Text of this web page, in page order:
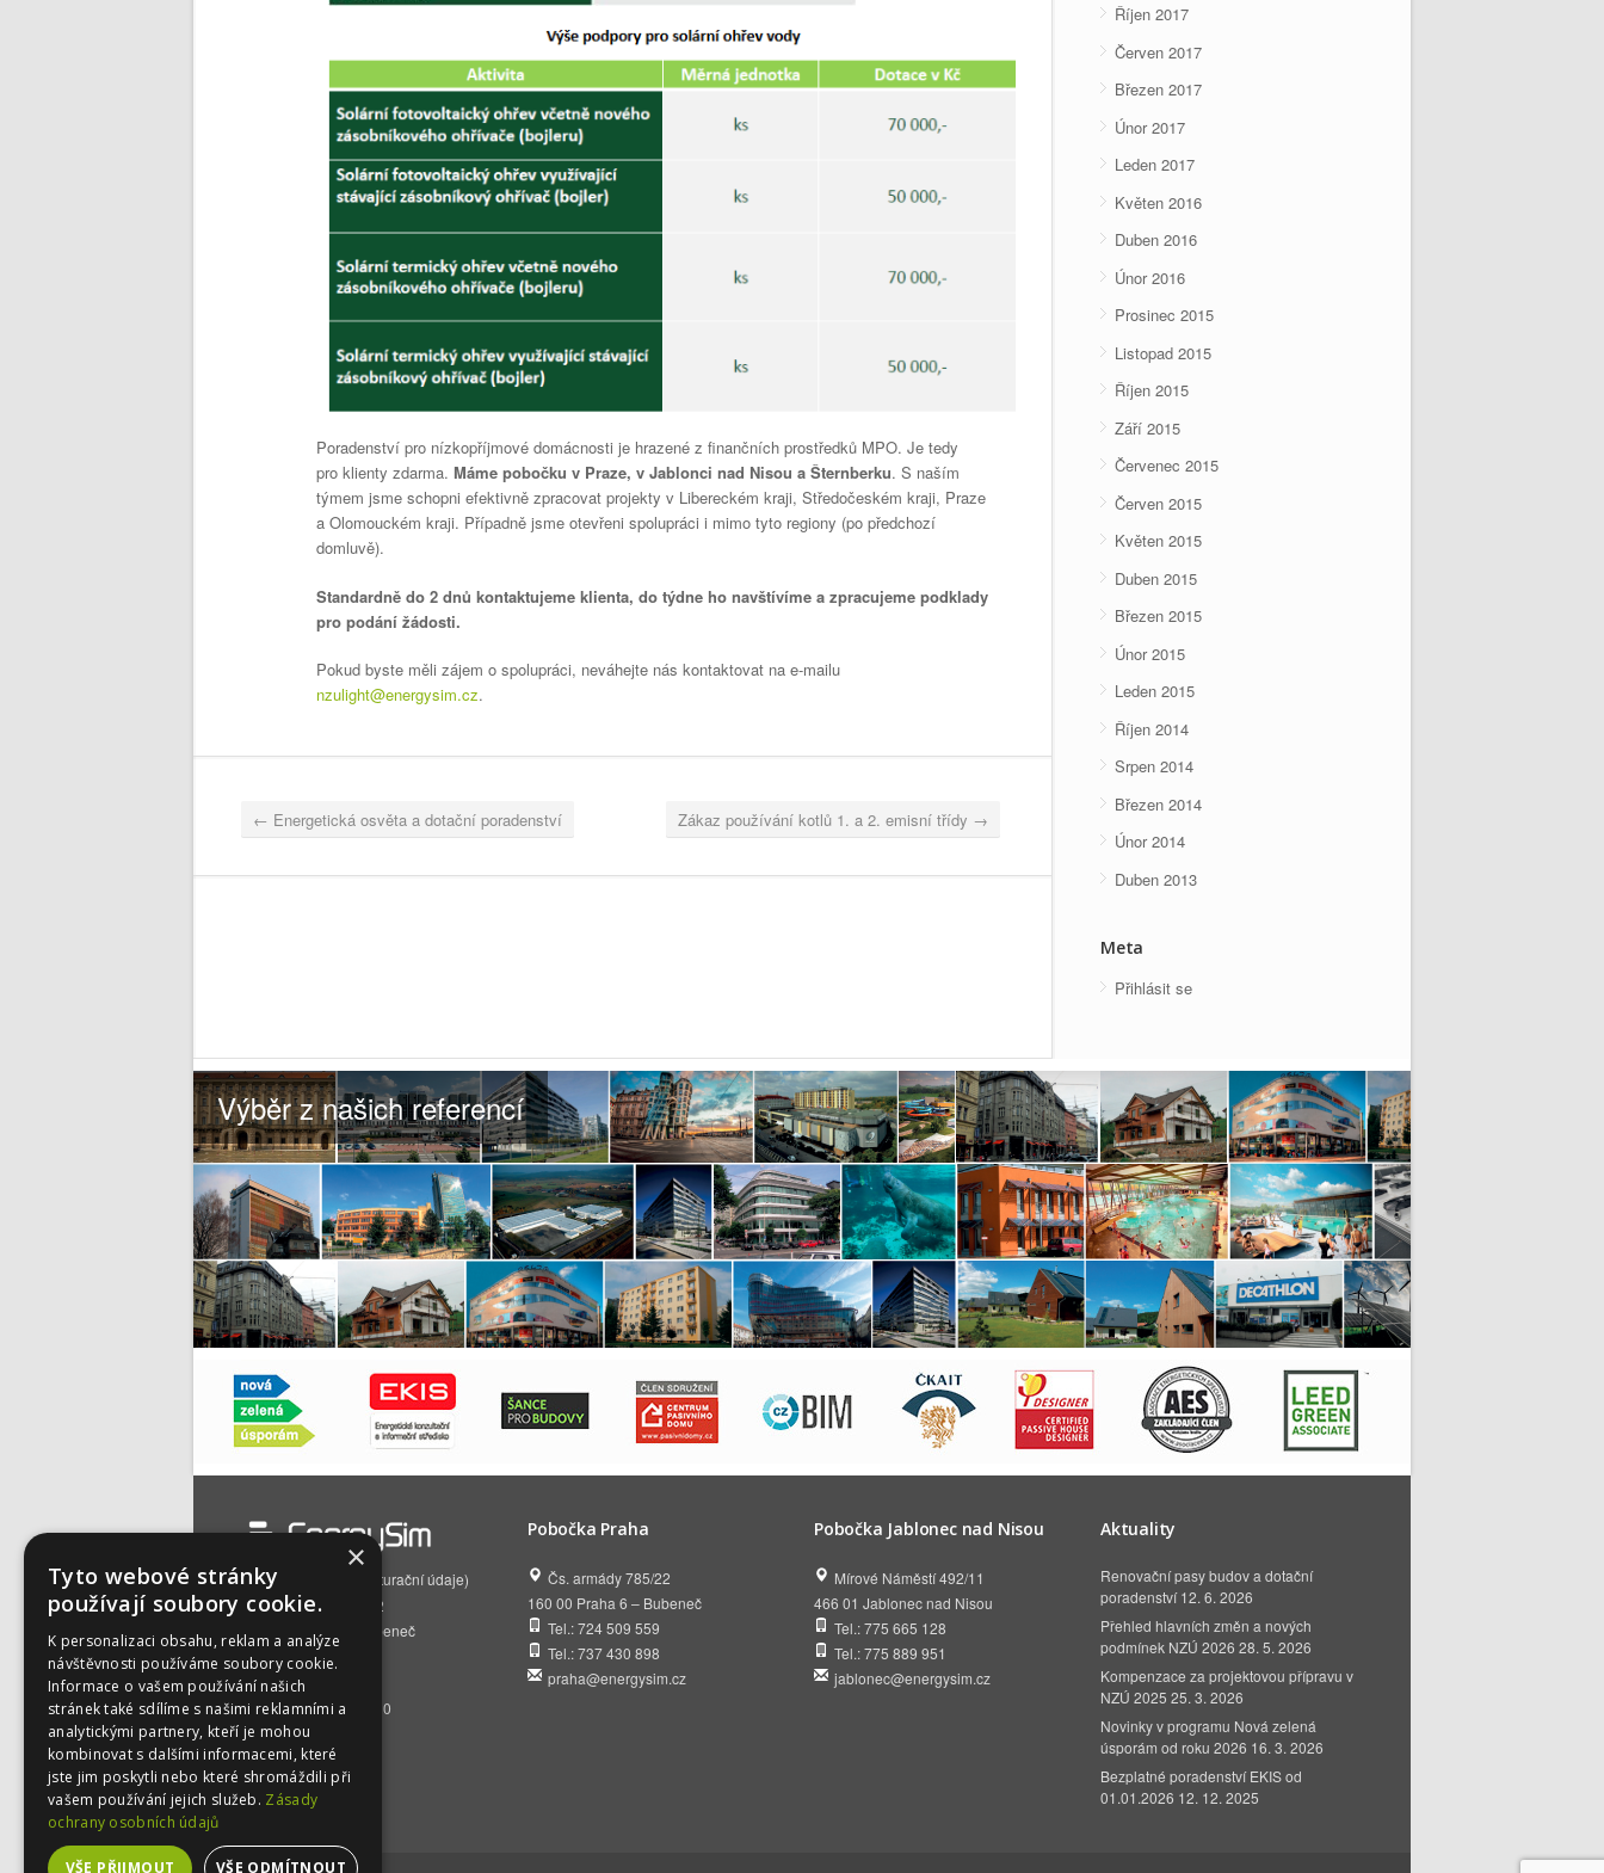
Poradenství pro nízkopříjmové domácnosti je hrazené z finančních prostředků MPO. Je tedy
pro klienty zdarma. Máme pobočku v Praze, v Jablonci nad Nisou a Šternberku. S naším
týmem jsme schopni efektivně zpracovat projekty v Libereckém kraji, Středočeském kraji, Praze
a Olomouckém kraji. Případně jsme otevřeni spolupráci i mimo tyto regiony (po předchozí
domluvě).
Standardně do 2 dnů kontaktujeme klienta, do týdne ho navštívíme a zpracujeme podklady
pro podání žádosti.
Pokud byste měli zájem o spolupráci, neváhejte nás kontaktovat na e-mailu
nzulight@energysim.cz.
← Energetická osvěta a dotační poradenství Zákaz používání kotlů 1. a 2. emisní třídy →
Říjen 2017
Červen 2017
Březen 2017
Únor 2017
Leden 2017
Květen 2016
Duben 2016
Únor 2016
Prosinec 2015
Listopad 2015
Říjen 2015
Září 2015
Červenec 2015
Červen 2015
Květen 2015
Duben 2015
Březen 2015
Únor 2015
Leden 2015
Říjen 2014
Srpen 2014
Březen 2014
Únor 2014
Duben 2013
Meta
Přihlásit se
Výběr z našich referencí
EnergySim s.r.o.
(fakturační údaje)
Čs. armády 785/22
160 00 Praha 6 – Bubeneč
IČO: 01512129
DIČ:CZ01512129
BÚ:2500392716/2010
Pobočka Praha
Čs. armády 785/22
160 00 Praha 6 – Bubeneč
Tel.: 724 509 559
Tel.: 737 430 898
praha@energysim.cz
Pobočka Jablonec nad Nisou
Mírové Náměstí 492/11
466 01 Jablonec nad Nisou
Tel.: 775 665 128
Tel.: 775 889 951
jablonec@energysim.cz
Aktuality
Renovační pasy budov a dotační
poradenství 12. 6. 2026
Přehled hlavních změn a nových
podmínek NZÚ 2026 28. 5. 2026
Kompenzace za projektovou přípravu v
NZÚ 2025 25. 3. 2026
Novinky v programu Nová zelená
úsporám od roku 2026 16. 3. 2026
Bezplatné poradenství EKIS od
01.01.2026 12. 12. 2025
×
Tyto webové stránky
používají soubory cookie.
K personalizaci obsahu, reklam a analýze
návštěvnosti používáme soubory cookie.
Informace o vašem používání našich
stránek také sdílíme s našimi reklamními a
analytickými partnery, kteří je mohou
kombinovat s dalšími informacemi, které
jste jim poskytli nebo které shromáždili při
vašem používání jejich služeb. Zásady
ochrany osobních údajů
VŠE PŘIJMOUT VŠE ODMÍTNOUT